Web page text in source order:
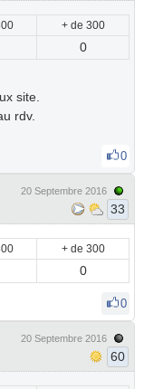
+ de 300
0
site.
rdv.
0
20 Septembre 2016
33
+ de 300
0
0
20 Septembre 2016
60